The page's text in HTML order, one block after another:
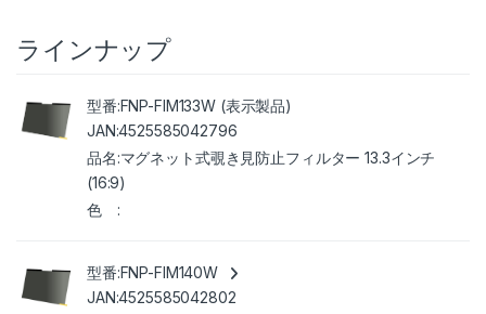
ラインナップ
FNP-FIM133W (表示製品)
4525585042796
マグネット式覗き見防止フィルター 13.3インチ
(16:9)
FNP-FIM140W
4525585042802